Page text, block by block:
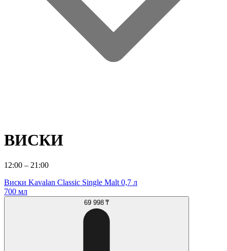
ВИСКИ
12:00 – 21:00
Виски Kavalan Classic Single Malt 0,7 л
700 мл
69 998 ₸